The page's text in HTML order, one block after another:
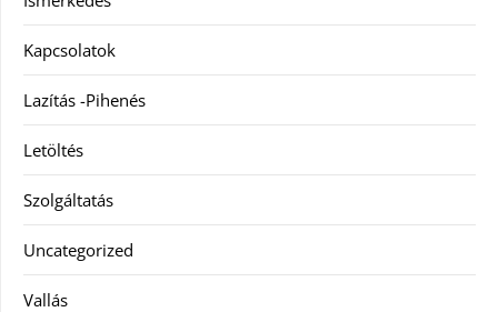
Kapcsolatok
Lazítás -Pihenés
Letöltés
Szolgáltatás
Uncategorized
Vallás